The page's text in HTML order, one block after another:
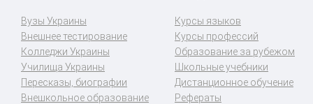
Вузы Украины
Внешнее тестирование
Колледжи Украины
Училища Украины
Пересказы, биографии
Внешкольное образование
Курсы языков
Курсы профессий
Образование за рубежом
Школьные учебники
Дистанционное обучение
Рефераты